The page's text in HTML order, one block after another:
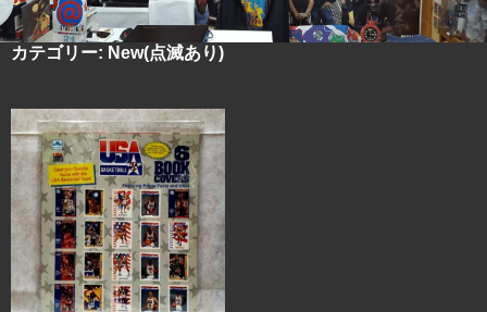
カテゴリー: New(点滅あり)